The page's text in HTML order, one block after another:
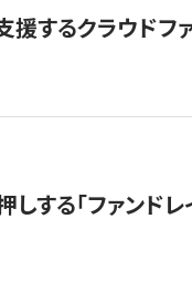
するクラウドフ
する「ファンド